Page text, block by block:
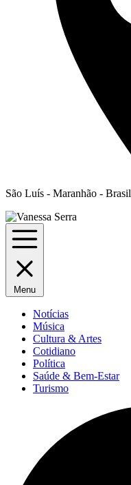
São Luís - Maranhão - Brasil
Menu
Notícias
Música
Cultura & Artes
Cotidiano
Política
Saúde & Bem-Estar
Turismo